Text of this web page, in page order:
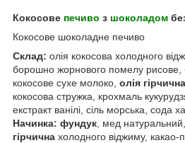
Кокосове печиво з шоколадом
Кокосове шоколадне печиво
Склад: олія кокосова холодного
борошно жорнового помелу рисове,
кокосове сухе молоко, олія гірчична
кокосова стружка, крохмаль
екстракт ванілі, сіль морська, сода
Начинка: фундук , мед натуральний,
гірчична холодного віджиму,